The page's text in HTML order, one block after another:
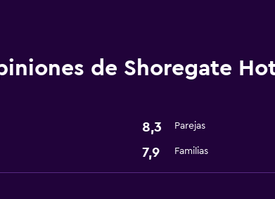
Lavandería
Plancha y tabla de
de Shoregate
8,3 Parejas
7,9 Familias